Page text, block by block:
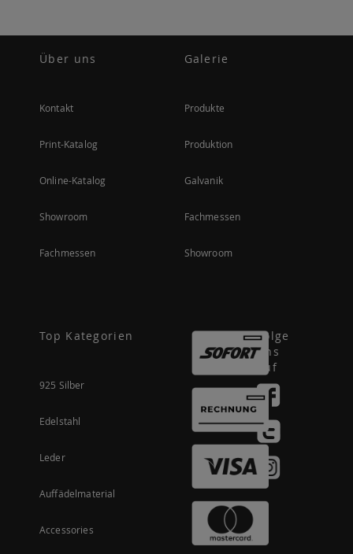
Über uns
Kontakt
Print-Katalog
Online-Katalog
Showroom
Fachmessen
Galerie
Produkte
Produktion
Galvanik
Fachmessen
Showroom
Top Kategorien
925 Silber
Edelstahl
Leder
Auffädelmaterial
Accessories
Folge
uns
auf